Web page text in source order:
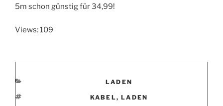
5m schon günstig für 34,99!
Views: 109
KATEGORIEN
LADEN
SCHLAGWÖRTER
KABEL,LADEN